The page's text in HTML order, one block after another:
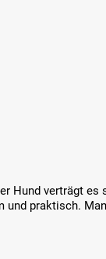
Hund verträgt es
und praktisch.